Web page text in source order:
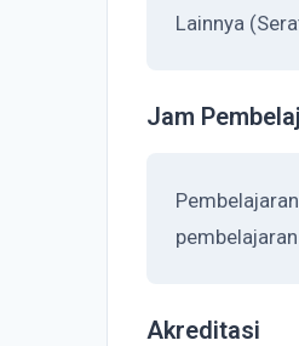
Lainnya
Jam
Akreditasi